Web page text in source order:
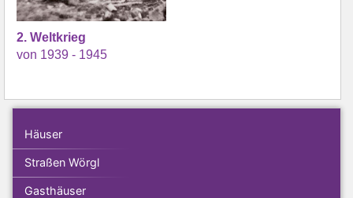
2. Weltkrieg
von 1939 - 1945
Häuser
Straßen Wörgl
Gasthäuser